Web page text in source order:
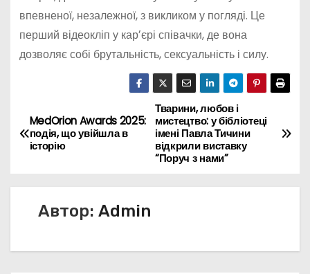
впевненої, незалежної, з викликом у погляді. Це
перший відеокліп у карʼєрі співачки, де вона
дозволяє собі брутальність, сексуальність і силу.
Н
а
Тварини, любов і
мистецтво: у бібліотеці
імені Павла Тичини
відкрили виставку
“Поруч з нами”
MedOrion Awards 2025:
подія, що увійшла в
історію
Автор: Admin